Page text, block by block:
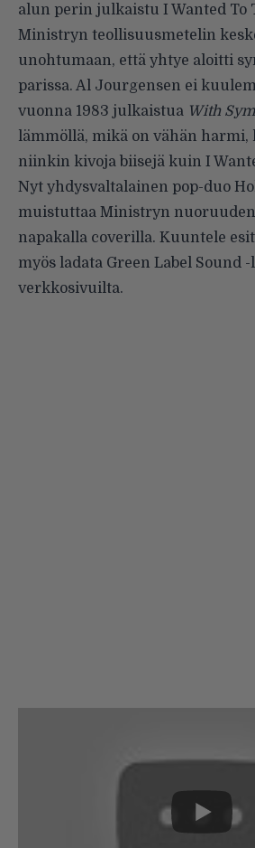
alun perin julkaistu I Wanted To
Ministryn teollisuusmetelin
unohtumaan, että yhtye aloitti
parissa. Al Jourgensen ei
vuonna 1983 julkaistua With
lämmöllä, mikä on vähän harmi,
niinkin kivoja biisejä kuin I
Nyt yhdysvaltalainen pop-duo
muistuttaa Ministryn
napakalla coverilla. Kuuntele
myös ladata Green Label Sound
verkkosivuilta.